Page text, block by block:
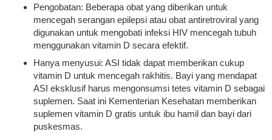
Pengobatan: Beberapa obat yang diberikan untuk
mencegah serangan epilepsi atau obat antiretroviral yang
digunakan untuk mengobati infeksi HIV mencegah tubuh
menggunakan vitamin D secara efektif.
Hanya menyusui: ASI tidak dapat memberikan cukup
vitamin D untuk mencegah rakhitis. Bayi yang mendapat
ASI eksklusif harus mengonsumsi tetes vitamin D sebagai
suplemen. Saat ini Kementerian Kesehatan memberikan
suplemen vitamin D gratis untuk ibu hamil dan bayi dari
puskesmas.